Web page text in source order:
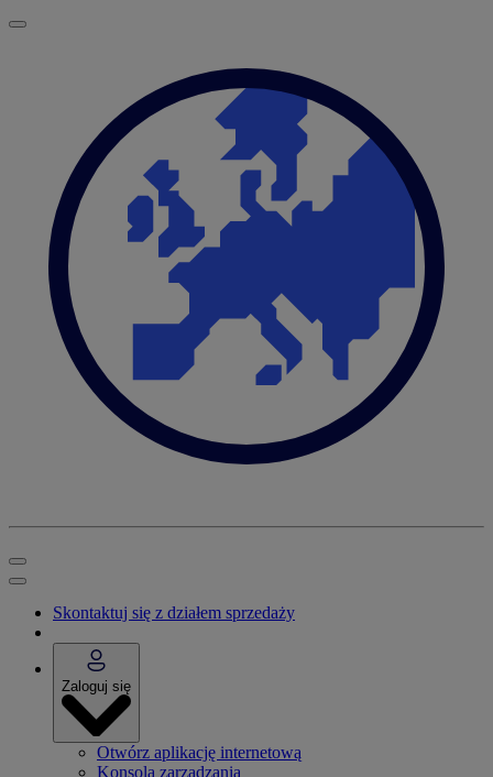
Skontaktuj się z działem sprzedaży
Zaloguj się
Otwórz aplikację internetową
Konsola zarządzania